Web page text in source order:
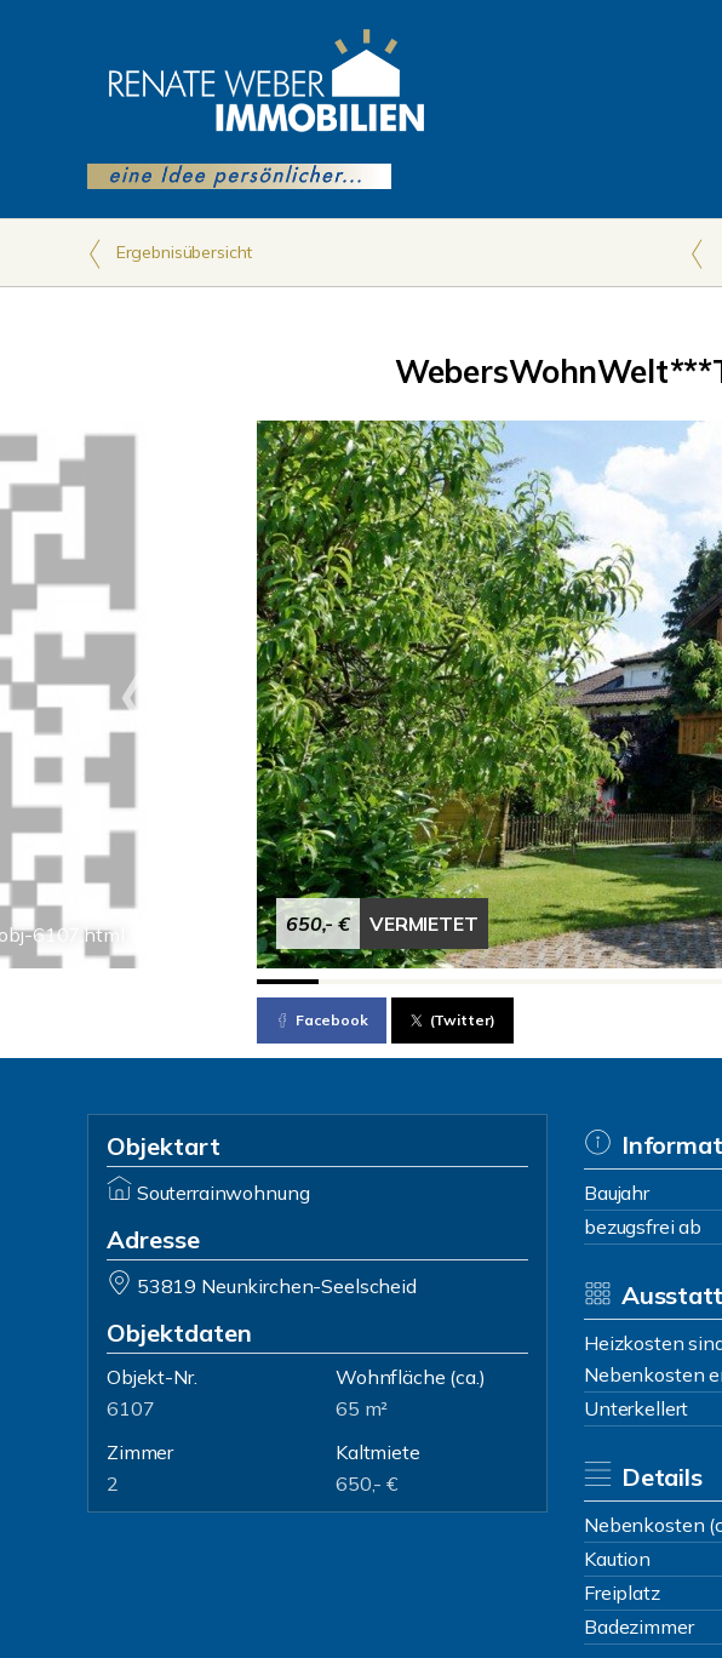
Ergebnisübersicht
6107.html 650,- € VERMIETET
Facebook (Twitter)
Objektart
Souterrainwohnung
Adresse
53819 Neunkirchen-Seelscheid
Objektdaten
Objekt-Nr.
6107
Wohnfläche (ca.)
65 m²
Zimmer
2
Kaltmiete
650,- €
Baujahr
bezugsfrei ab
Heizkosten
Nebenkosten
Unterkellert
Details
Nebenkosten
Kaution
Freiplatz
Badezimmer